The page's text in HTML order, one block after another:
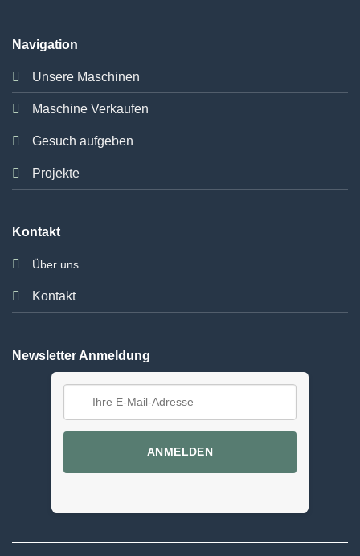
Navigation
Unsere Maschinen
Maschine Verkaufen
Gesuch aufgeben
Projekte
Kontakt
Über uns
Kontakt
Newsletter Anmeldung
ANMELDEN